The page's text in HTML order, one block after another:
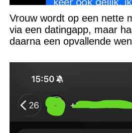
Vrouw wordt op een nette
via een datingapp, maar
daarna een opvallende